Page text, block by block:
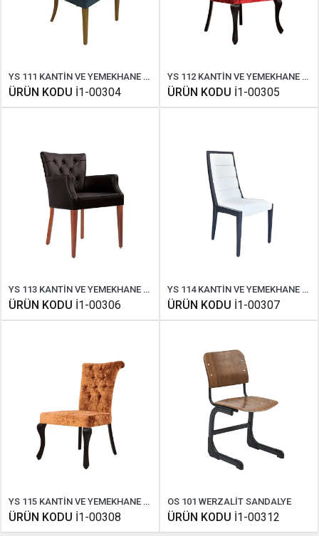
YS 111 KANTİN VE YEMEKHANE SANDALYESİ
ÜRÜN KODU İ1-00304
YS 112 KANTİN VE YEMEKHANE SANDALYESİ
ÜRÜN KODU İ1-00305
YS 113 KANTİN VE YEMEKHANE SANDALYESİ
ÜRÜN KODU İ1-00306
YS 114 KANTİN VE YEMEKHANE SANDALYESİ
ÜRÜN KODU İ1-00307
YS 115 KANTİN VE YEMEKHANE SANDALYESİ
ÜRÜN KODU İ1-00308
OS 101 WERZALİT SANDALYE
ÜRÜN KODU İ1-00312